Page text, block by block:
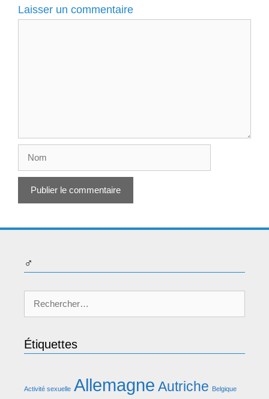
Laisser un commentaire
♂
Étiquettes
Activité sexuelle Allemagne Autriche Belgique